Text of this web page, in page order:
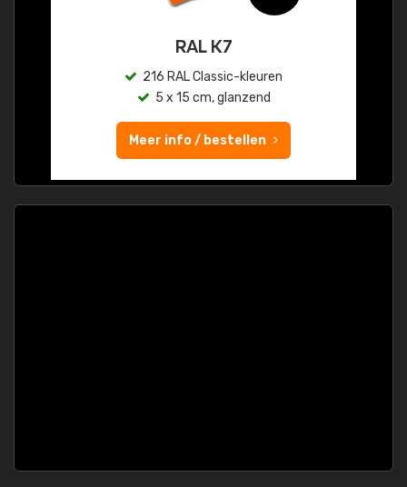
RAL K7
216 RAL Classic-kleuren
5 x 15 cm, glanzend
Meer info / bestellen